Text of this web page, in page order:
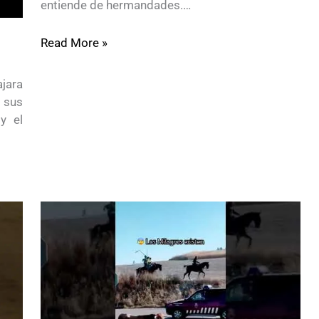
sus
el
entiende de hermandades.…
Read More »